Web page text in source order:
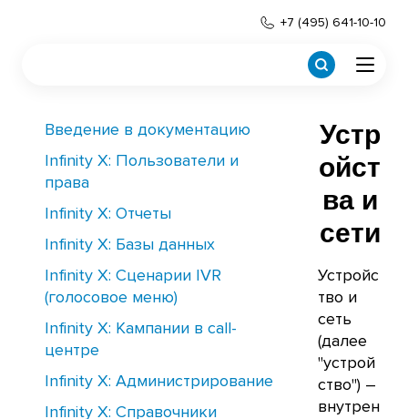
+7 (495) 641-10-10
Введение в документацию
Infinity X: Пользователи и
права
Infinity X: Отчеты
Infinity X: Базы данных
Infinity X: Сценарии IVR
(голосовое меню)
Infinity X: Кампании в call-
центре
Infinity X: Администрирование
Infinity X: Справочники
Устр
ойст
ва и
сети
Устройс
тво и
сеть
(далее
"устрой
ство") –
внутрен